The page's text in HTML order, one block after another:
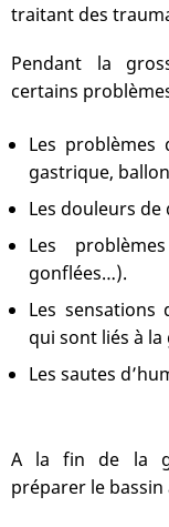
traitant des
Pendant la
certains
Les problèmes
gastrique,
Les douleurs de
Les
gonflées…).
Les sensations
qui sont liés à la
Les sautes
A la fin de la
préparer le bassin